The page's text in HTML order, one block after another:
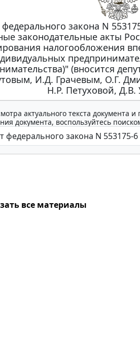
закона N
законодательные акты
налогообложения
(вносится
И.Д. Грачевым, О.Г.
Н.Р. Петуховой,
актуального текста
документа, воспользуйтесь
все материалы